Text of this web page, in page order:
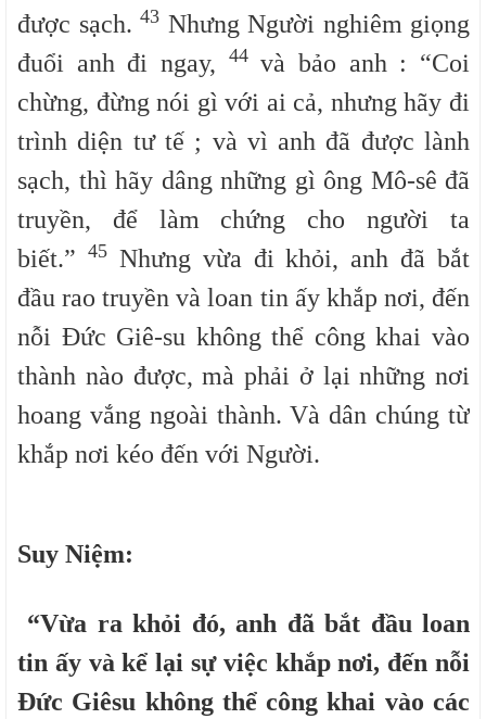
được sạch. 43 Nhưng Người nghiêm giọng
đuổi anh đi ngay,
44và bảo anh : “Coi
chừng, đừng nói gì với ai cả, nhưng hãy đi
trình diện tư tế ; và vì anh đã được lành
sạch, thì hãy dâng những gì ông Mô-sê đã
truyền, để làm chứng cho người ta
biết.” 45Nhưng vừa đi khỏi, anh đã bắt
đầu rao truyền và loan tin ấy khắp nơi, đến
nỗi Đức Giê-su không thể công khai vào
thành nào được, mà phải ở lại những nơi
hoang vắng ngoài thành. Và dân chúng từ
khắp nơi kéo đến với Người.
Suy Niệm:
“Vừa ra khỏi đó, anh đã bắt đầu loan
tin ấy và kể lại sự việc khắp nơi, đến nỗi
Đức Giêsu không thể công khai vào các